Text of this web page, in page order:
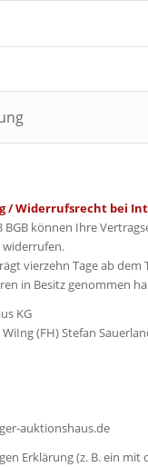
/ Widerrufsrecht bei
BGB können Ihre
widerrufen.
vierzehn Tage ab
in Besitz genommen
KG
(FH) Stefan
auktionshaus.de
Erklärung (z. B. ein mit